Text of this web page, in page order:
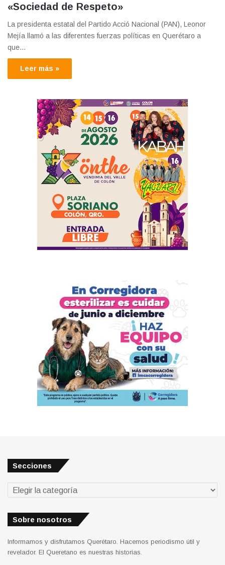
«Sociedad de Respeto»
La presidenta estatal del Partido Acció Nacional (PAN), Leonor
Mejía llamó a las diferentes fuerzas políticas en Querétaro a
que…
Leer más »
Secciones
Secciones
Sobre nosotros
Informamos y disfrutamos Querétaro. Hacemos periodismo útil y
revelador. El Queretano es nuestras historias.